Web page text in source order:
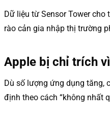
Dữ liệu từ Sensor Tower
rào cản gia nhập thị trường
Apple bị chỉ trích
Dù số lượng ứng dụng tăng,
định theo cách “không nhất